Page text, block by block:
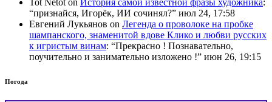
“признайся, Игорёк, ИИ сочинял?” июл 24, 17:58
Евгений Лукьянов on Легенда о проволоке на пробке
шампанского, знаменитой вдове Клико и любви русских
к игристым винам: “Прекрасно ! Познавательно,
поучительно и занимательно изложено !” июн 26, 19:15
Погода